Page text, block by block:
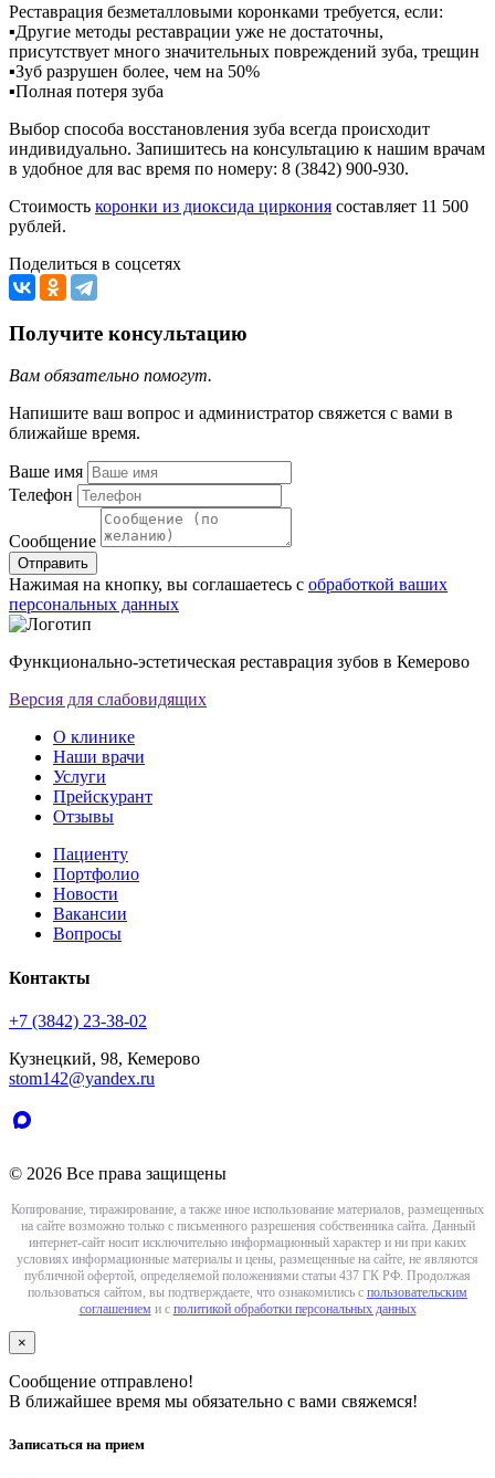
Реставрация безметалловыми коронками требуется, если:
▪︎Другие методы реставрации уже не достаточны,
присутствует много значительных повреждений зуба, трещин
▪︎Зуб разрушен более, чем на 50%
▪︎Полная потеря зуба
Выбор способа восстановления зуба всегда происходит
индивидуально. Запишитесь на консультацию к нашим врачам
в удобное для вас время по номеру: 8 (3842) 900-930.
Стоимость коронки из диоксида циркония составляет 11 500
рублей.
Поделиться в соцсетях
Получите консультацию
Вам обязательно помогут.
Напишите ваш вопрос и администратор свяжется с вами в
ближайше время.
Ваше имя
Телефон
Сообщение
Отправить
Нажимая на кнопку, вы соглашаетесь с обработкой ваших
персональных данных
Функционально-эстетическая реставрация зубов в Кемерово
Версия для слабовидящих
О клинике
Наши врачи
Услуги
Прейскурант
Отзывы
Пациенту
Портфолио
Новости
Вакансии
Вопросы
Контакты
+7 (3842) 23-38-02
Кузнецкий, 98, Кемерово
stom142@yandex.ru
© 2026 Все права защищены
Копирование, тиражирование, а также иное использование материалов, размещенных
на сайте возможно только с письменного разрешения собственника сайта. Данный
интернет-сайт носит исключительно информационный характер и ни при каких
условиях информационные материалы и цены, размещенные на сайте, не являются
публичной офертой, определяемой положениями статьи 437 ГК РФ. Продолжая
пользоваться сайтом, вы подтверждаете, что ознакомились с пользовательским
соглашением и с политикой обработки персональных данных
×
Сообщение отправлено!
В ближайшее время мы обязательно с вами свяжемся!
Записаться на прием